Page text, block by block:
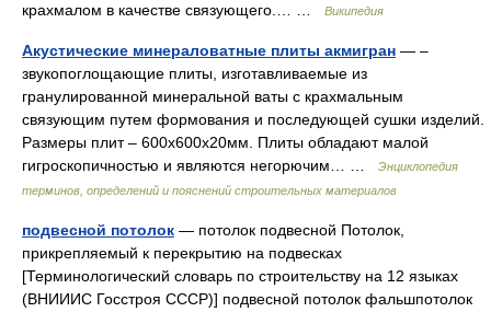
крахмалом в качестве связующего.… …
Википедия
Акустические минераловатные плиты акмигран — –
звукопоглощающие плиты, изготавливаемые из
гранулированной минеральной ваты с крахмальным
связующим путем формования и последующей сушки изделий.
Размеры плит – 600х600х20мм. Плиты обладают малой
гигроскопичностью и являются негорючим… …
Энциклопедия
терминов, определений и пояснений строительных материалов
подвесной потолок — потолок подвесной Потолок,
прикрепляемый к перекрытию на подвесках
[Терминологический словарь по строительству на 12 языках
(ВНИИИС Госстроя СССР)] подвесной потолок фальшпотолок